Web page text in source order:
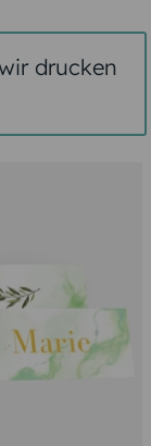
drucken